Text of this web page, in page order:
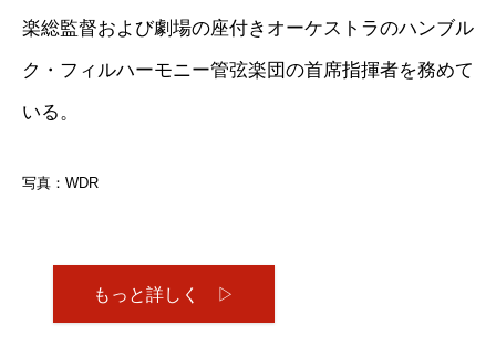
楽総監督および劇場の座付きオーケストラのハンブル
ク・フィルハーモニー管弦楽団の首席指揮者を務めて
いる。
写真：WDR
もっと詳しく ▷